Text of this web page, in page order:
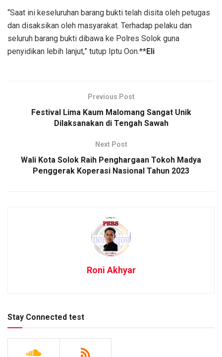
“Saat ini keseluruhan barang bukti telah disita oleh petugas
dan disaksikan oleh masyarakat. Terhadap pelaku dan
seluruh barang bukti dibawa ke Polres Solok guna
penyidikan lebih lanjut,” tutup Iptu Oon.**Eli
Previous Post
Festival Lima Kaum Malomang Sangat Unik
Dilaksanakan di Tengah Sawah
Next Post
Wali Kota Solok Raih Penghargaan Tokoh Madya
Penggerak Koperasi Nasional Tahun 2023
Roni Akhyar
Stay Connected test